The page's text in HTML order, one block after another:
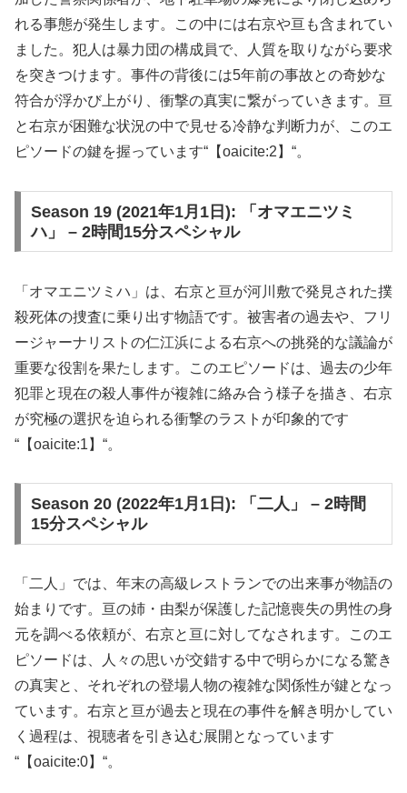
れる事態が発生します。この中には右京や亘も含まれてい
ました。犯人は暴力団の構成員で、人質を取りながら要求
を突きつけます。事件の背後には5年前の事故との奇妙な
符合が浮かび上がり、衝撃の真実に繋がっていきます。亘
と右京が困難な状況の中で見せる冷静な判断力が、このエ
ピソードの鍵を握っています​“【oaicite:2】“​。
Season 19 (2021年1月1日): 「オマエニツミ
ハ」 – 2時間15分スペシャル
「オマエニツミハ」は、右京と亘が河川敷で発見された撲
殺死体の捜査に乗り出す物語です。被害者の過去や、フリ
ージャーナリストの仁江浜による右京への挑発的な議論が
重要な役割を果たします。このエピソードは、過去の少年
犯罪と現在の殺人事件が複雑に絡み合う様子を描き、右京
が究極の選択を迫られる衝撃のラストが印象的です​
“【oaicite:1】“​。
Season 20 (2022年1月1日): 「二人」 – 2時間
15分スペシャル
「二人」では、年末の高級レストランでの出来事が物語の
始まりです。亘の姉・由梨が保護した記憶喪失の男性の身
元を調べる依頼が、右京と亘に対してなされます。このエ
ピソードは、人々の思いが交錯する中で明らかになる驚き
の真実と、それぞれの登場人物の複雑な関係性が鍵となっ
ています。右京と亘が過去と現在の事件を解き明かしてい
く過程は、視聴者を引き込む展開となっています​
“【oaicite:0】“​。